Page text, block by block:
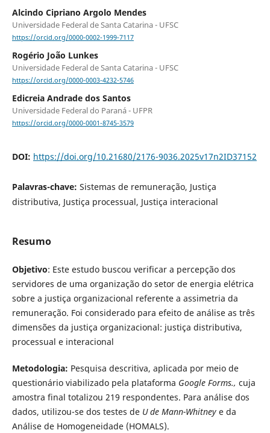
Alcindo Cipriano Argolo Mendes
Universidade Federal de Santa Catarina - UFSC
https://orcid.org/0000-0002-1999-7117
Rogério João Lunkes
Universidade Federal de Santa Catarina - UFSC
https://orcid.org/0000-0003-4232-5746
Edicreia Andrade dos Santos
Universidade Federal do Paraná - UFPR
https://orcid.org/0000-0001-8745-3579
DOI: https://doi.org/10.21680/2176-9036.2025v17n2ID37152
Palavras-chave: Sistemas de remuneração, Justiça
distributiva, Justiça processual, Justiça interacional
Resumo
Objetivo: Este estudo buscou verificar a percepção dos
servidores de uma organização do setor de energia elétrica
sobre a justiça organizacional referente a assimetria da
remuneração. Foi considerado para efeito de análise as três
dimensões da justiça organizacional: justiça distributiva,
processual e interacional
Metodologia: Pesquisa descritiva, aplicada por meio de
questionário viabilizado pela plataforma Google Forms., cuja
amostra final totalizou 219 respondentes. Para análise dos
dados, utilizou-se dos testes de U de Mann-Whitneye da
Análise de Homogeneidade (HOMALS).